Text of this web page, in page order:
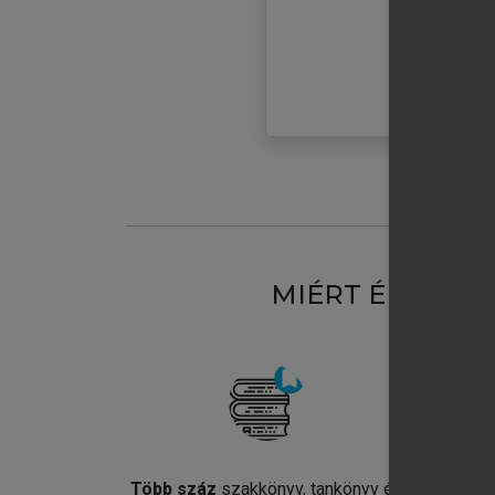
MIÉRT
Több száz szakkönyv, tankönyv és